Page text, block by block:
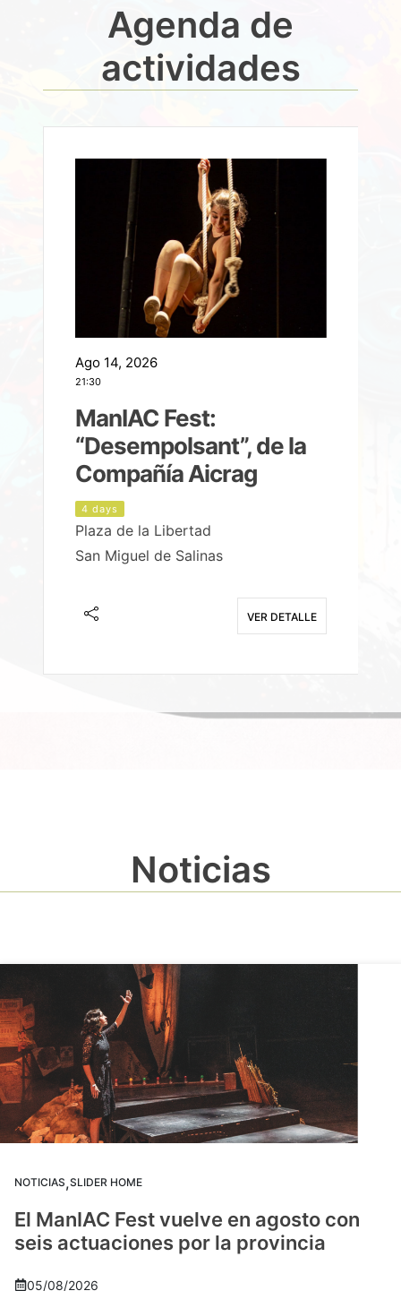
Agenda de
actividades
Ago 14, 2026
21:30
ManIAC Fest:
“Desempolsant”, de la
Compañía Aicrag
4 days
Plaza de la Libertad
San Miguel de Salinas
VER DETALLE
Noticias
NOTICIAS,SLIDER HOME
El ManIAC Fest vuelve en agosto con
seis actuaciones por la provincia
05/08/2026